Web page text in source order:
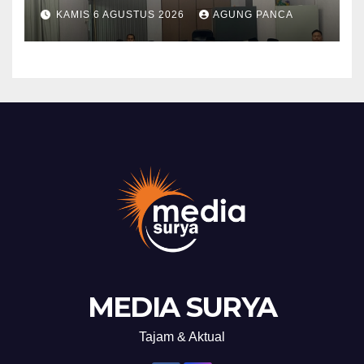
PKS Pembinaan Kerohanian
Warga Binaan
KAMIS 6 AGUSTUS 2026 AGUNG PANCA
MEDIA SURYA
Tajam & Aktual